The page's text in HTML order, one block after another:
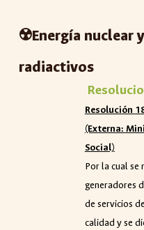
☢️Energía nuclear
radiactivos
Resolución
(Externa:
Social)
Por la cual se
generadores
de servicios
calidad y se